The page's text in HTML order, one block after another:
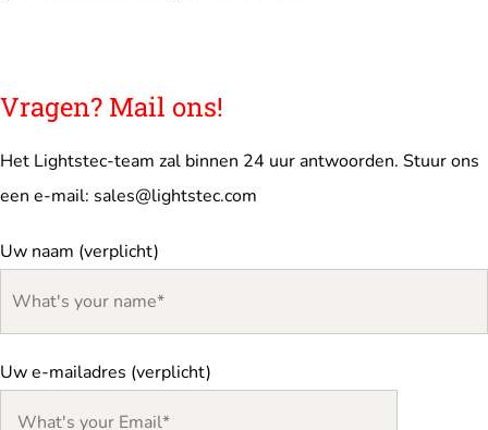
Vragen? Mail ons!
Het Lightstec-team zal binnen 24 uur antwoorden. Stuur ons
een e-mail: sales@lightstec.com
Uw naam (verplicht)
Uw e-mailadres (verplicht)